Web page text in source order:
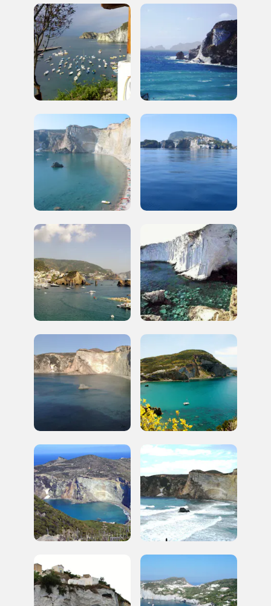
REGISTRATI
Regalati 365 giorni di arte e cultura nell'Italia
più bella, risparmiando.
ISCRIVITI AL FAI
Scopri tutte le opportunità riservate agli iscritti
Ingresso gratuito
Gratis
Museo
Sansevero
Napoli
Palazzo Strozzi
Firenze
Gallerie
Milano
Tutto questo non
sarebbe possibile
senza di te